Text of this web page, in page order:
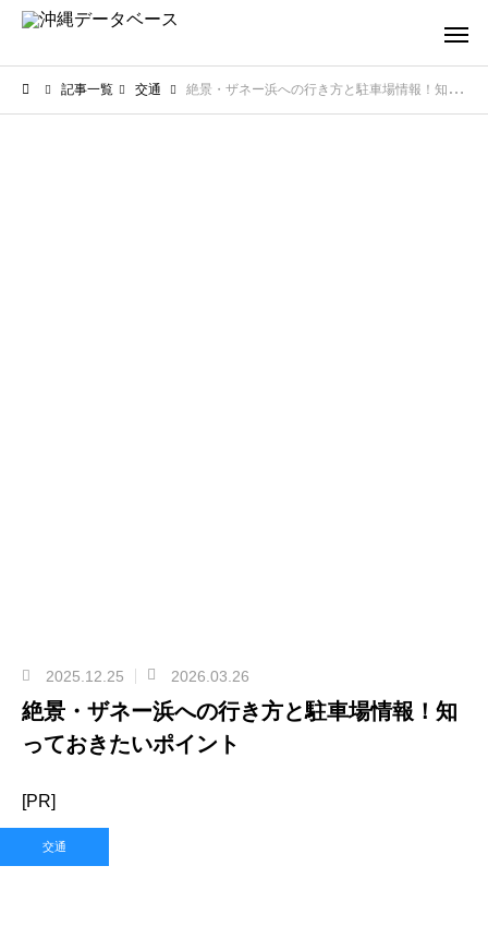
記事一覧 交通 絶景・ザネー浜への行き方と駐車場情報！知っておきたいポイント
2025.12.25 2026.03.26
絶景・ザネー浜への行き方と駐車場情報！知
っておきたいポイント
[PR]
交通